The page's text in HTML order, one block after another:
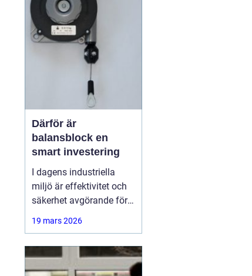
Därför är
balansblock en
smart investering
I dagens industriella
miljö är effektivitet och
säkerhet avgörande för
hjälpmedel som har
blivit alltmer populärt är
19 mars 2026